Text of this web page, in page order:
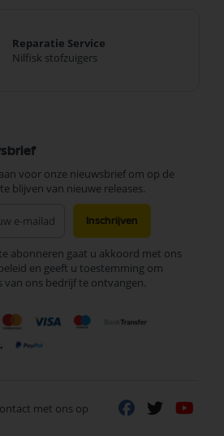
Reparatie Service
Nilfisk stofzuigers
voor onze nieuwsbrief om op de
blijven van nieuwe releases.
Inschrijven
abonneren gaat u akkoord met ons
en geeft u toestemming om
van ons bedrijf te ontvangen.
met ons op